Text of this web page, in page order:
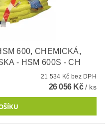
600, CHEMICKÁ,
- HSM 600S - CH
21 534 Kč bez DPH
26 056 Kč/ ks